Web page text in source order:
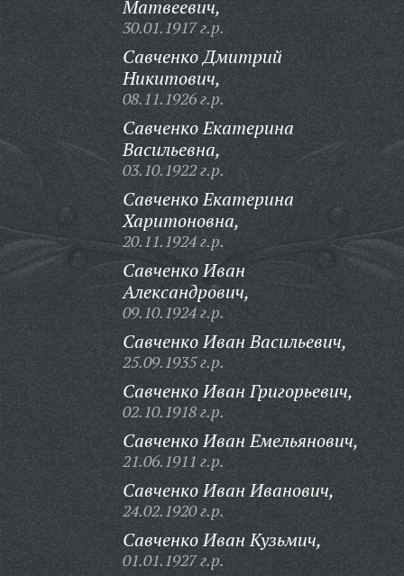
Матвеевич,
30.01.1917 г.р.
Савченко Дмитрий
Никитович,
08.11.1926 г.р.
Савченко Екатерина
Васильевна,
03.10.1922 г.р.
Савченко Екатерина
Харитоновна,
20.11.1924 г.р.
Савченко Иван
Александрович,
09.10.1924 г.р.
Савченко Иван Васильевич,
25.09.1935 г.р.
Савченко Иван Григорьевич,
02.10.1918 г.р.
Савченко Иван Емельянович,
21.06.1911 г.р.
Савченко Иван Иванович,
24.02.1920 г.р.
Савченко Иван Кузьмич,
01.01.1927 г.р.